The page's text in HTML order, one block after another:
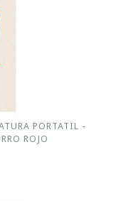
PORTATIL -
ROJO